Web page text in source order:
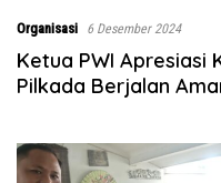
Organisasi 6 Desember 2024
Ketua PWI Apresiasi
Pilkada Berjalan